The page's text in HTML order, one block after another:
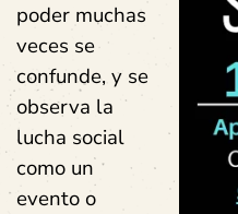
poder muchas
veces se
confunde, y se
observa la
lucha social
como un
evento o